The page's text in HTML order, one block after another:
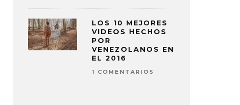
LOS 10 MEJORES
VIDEOS HECHOS
POR
VENEZOLANOS EN
EL 2016
1 COMENTARIOS